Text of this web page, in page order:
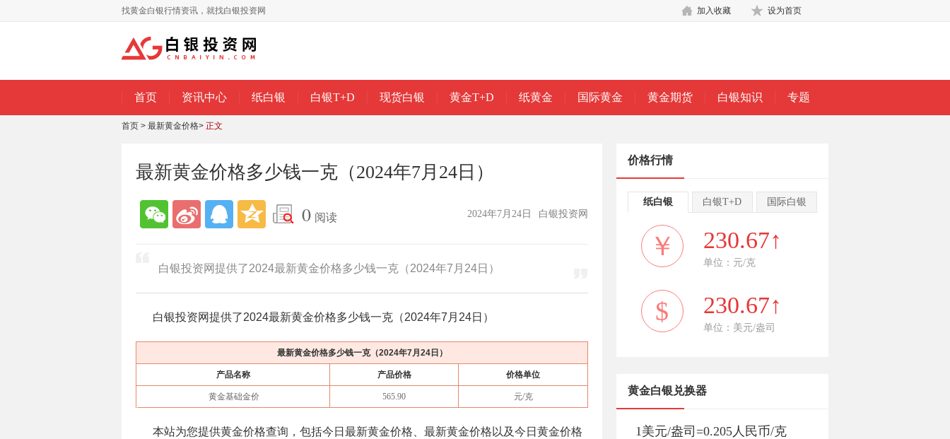
找黄金白银行情资讯，就找白银投资网 设为首页
加入收藏
首页 资讯中心 纸白银 白银T+D 现货白银 黄金T+D 纸黄金 国际黄金 黄金期货 白银知识 专题
首页 > 最新黄金价格> 正文
最新黄金价格多少钱一克（2024年7月24日）
0 阅读 白银投资网
2024年7月24日
白银投资网提供了2024最新黄金价格多少钱一克（2024年7月24日）
白银投资网提供了2024最新黄金价格多少钱一克（2024年7月24日 ）
最新黄金价格多少钱一克（2024年7月24日 ）
产品名称 产品价格 价格单位
黄金基础金价 565.90 元/克
本站为您提供黄金价格查询，包括今日最新黄金价格、最新黄金价格以及今日黄金价格
价格行情
纸白银 白银T+D 国际白银
￥ 230.67↑
单位：元/克
$ 230.67↑
单位：美元/盎司
黄金白银兑换器
1美元/盎司 =0.205人民币/克